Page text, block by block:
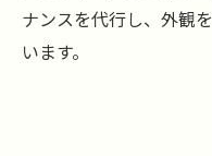
ナンスを代行し、外観
います。